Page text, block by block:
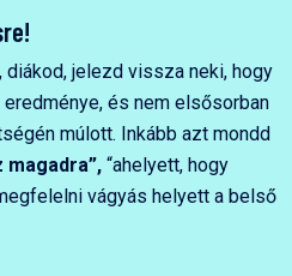
diákod, jelezd vissza neki, hogy
és nem elsősorban
múlott. Inkább azt mondd
magadra”, “ahelyett, hogy
vágyás helyett a belső